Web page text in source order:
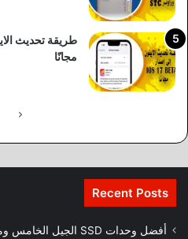
مجانًا
Recent Posts
أفضل وحدات SSD الجيل الخامس ومزاياها